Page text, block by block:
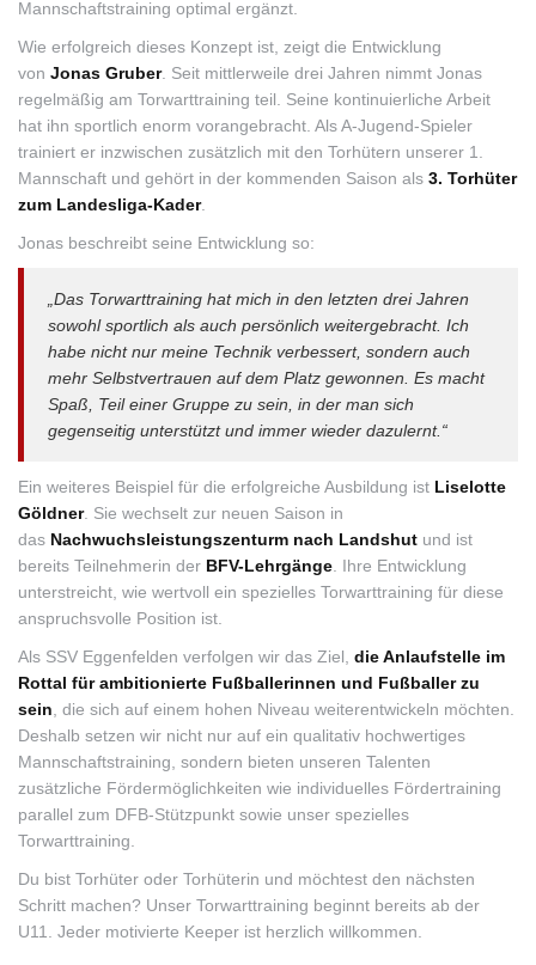
Mannschaftstraining optimal ergänzt.
Wie erfolgreich dieses Konzept ist, zeigt die Entwicklung
von Jonas Gruber. Seit mittlerweile drei Jahren nimmt Jonas
regelmäßig am Torwarttraining teil. Seine kontinuierliche Arbeit
hat ihn sportlich enorm vorangebracht. Als A-Jugend-Spieler
trainiert er inzwischen zusätzlich mit den Torhütern unserer 1.
Mannschaft und gehört in der kommenden Saison als 3. Torhüter
zum Landesliga-Kader.
Jonas beschreibt seine Entwicklung so:
„Das Torwarttraining hat mich in den letzten drei Jahren
sowohl sportlich als auch persönlich weitergebracht. Ich
habe nicht nur meine Technik verbessert, sondern auch
mehr Selbstvertrauen auf dem Platz gewonnen. Es macht
Spaß, Teil einer Gruppe zu sein, in der man sich
gegenseitig unterstützt und immer wieder dazulernt.“
Ein weiteres Beispiel für die erfolgreiche Ausbildung ist Liselotte
Göldner. Sie wechselt zur neuen Saison in
das Nachwuchsleistungszenturm nach Landshut und ist
bereits Teilnehmerin der BFV-Lehrgänge . Ihre Entwicklung
unterstreicht, wie wertvoll ein spezielles Torwarttraining für diese
anspruchsvolle Position ist.
Als SSV Eggenfelden verfolgen wir das Ziel, die Anlaufstelle im
Rottal für ambitionierte Fußballerinnen und Fußballer zu
sein , die sich auf einem hohen Niveau weiterentwickeln möchten.
Deshalb setzen wir nicht nur auf ein qualitativ hochwertiges
Mannschaftstraining, sondern bieten unseren Talenten
zusätzliche Fördermöglichkeiten wie individuelles Fördertraining
parallel zum DFB-Stützpunkt sowie unser spezielles
Torwarttraining.
Du bist Torhüter oder Torhüterin und möchtest den nächsten
Schritt machen? Unser Torwarttraining beginnt bereits ab der
U11. Jeder motivierte Keeper ist herzlich willkommen.